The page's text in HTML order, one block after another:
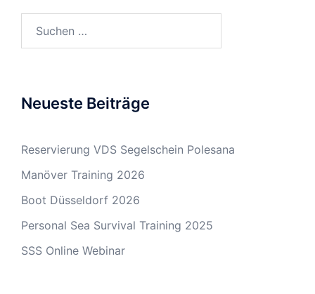
Neueste Beiträge
Reservierung VDS Segelschein Polesana
Manöver Training 2026
Boot Düsseldorf 2026
Personal Sea Survival Training 2025
SSS Online Webinar